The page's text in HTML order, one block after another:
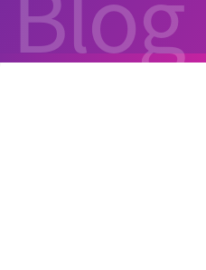
メンテナンス